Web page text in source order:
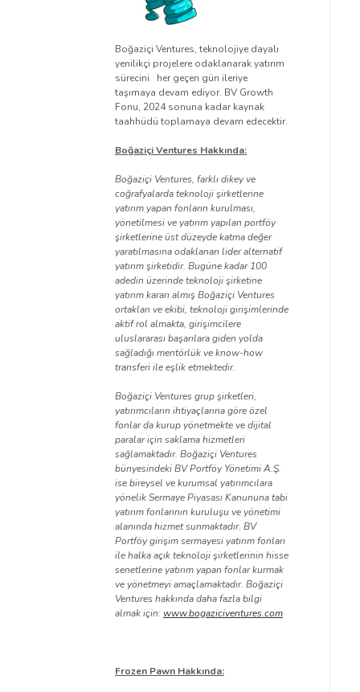
Boğaziçi Ventures, teknolojiye dayalı
yenilikçi projelere odaklanarak yatırım
sürecini her geçen gün ileriye
taşımaya devam ediyor. BV Growth
Fonu, 2024 sonuna kadar kaynak
taahhüdü toplamaya devam edecektir.
Boğaziçi Ventures Hakkında:
Boğaziçi Ventures, farklı dikey ve
coğrafyalarda teknoloji şirketlerine
yatırım yapan fonların kurulması,
yönetilmesi ve yatırım yapılan portföy
şirketlerine üst düzeyde katma değer
yaratılmasına odaklanan lider alternatif
yatırım şirketidir. Bugüne kadar 100
adedin üzerinde teknoloji şirketine
yatırım kararı almış Boğaziçi Ventures
ortakları ve ekibi, teknoloji girişimlerinde
aktif rol almakta, girişimcilere
uluslararası başarılara giden yolda
sağladığı mentörlük ve know-how
transferi ile eşlik etmektedir.
Boğaziçi Ventures grup şirketleri,
yatırımcıların ihtiyaçlarına göre özel
fonlar da kurup yönetmekte ve dijital
paralar için saklama hizmetleri
sağlamaktadır. Boğaziçi Ventures
bünyesindeki BV Portföy Yönetimi A.Ş.
ise bireysel ve kurumsal yatırımcılara
yönelik Sermaye Piyasası Kanununa tabi
yatırım fonlarının kuruluşu ve yönetimi
alanında hizmet sunmaktadır. BV
Portföy girişim sermayesi yatırım fonları
ile halka açık teknoloji şirketlerinin hisse
senetlerine yatırım yapan fonlar kurmak
ve yönetmeyi amaçlamaktadır. Boğaziçi
Ventures hakkında daha fazla bilgi
almak için: www.bogaziciventures.com
Frozen Pawn Hakkında: